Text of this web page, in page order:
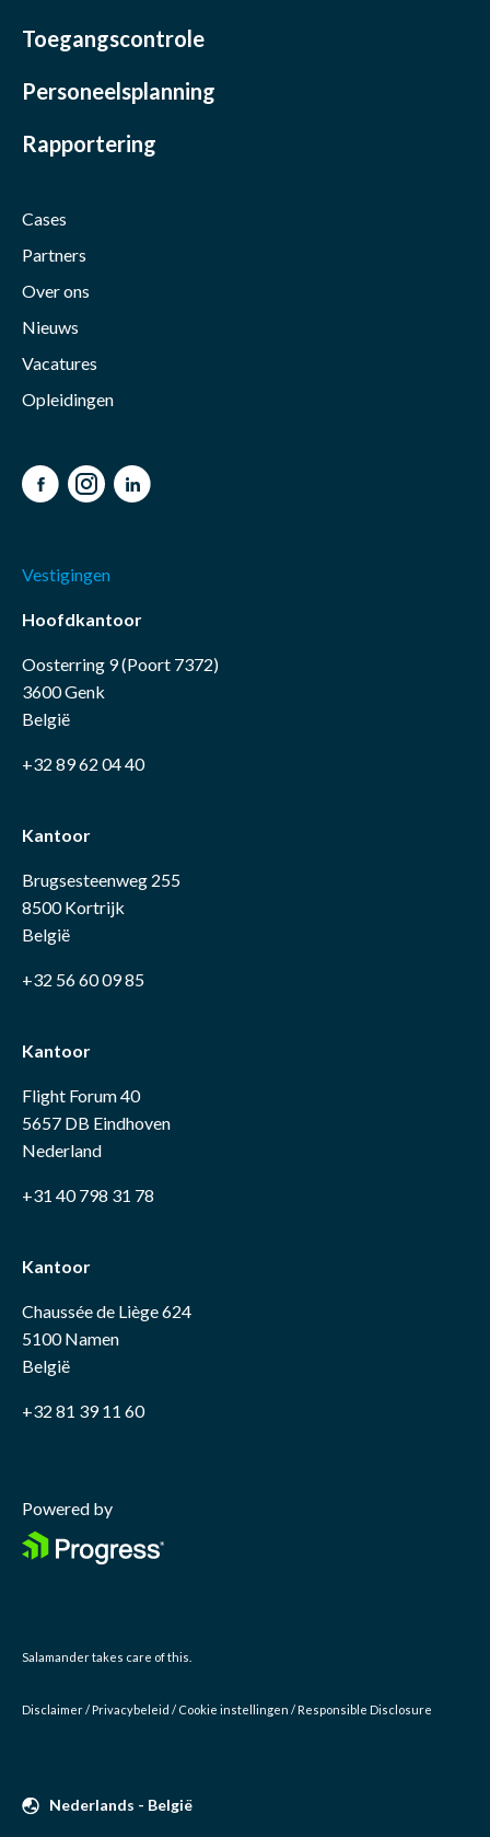
Toegangscontrole
Personeelsplanning
Rapportering
Cases
Partners
Over ons
Nieuws
Vacatures
Opleidingen
FacebookInstagramLinkedIn
Vestigingen
Powered by
Hoofdkantoor
Oosterring 9 (Poort 7372)
3600 Genk
België
+32 89 62 04 40
Kantoor
Brugsesteenweg 255
8500 Kortrijk
België
+32 56 60 09 85
Kantoor
Flight Forum 40
5657 DB Eindhoven
Nederland
+31 40 798 31 78
Kantoor
Chaussée de Liège 624
5100 Namen
België
+32 81 39 11 60
Salamandertakes care of this.
Disclaimer/Privacybeleid / Cookie instellingen /Responsible Disclosure
Nederlands - België